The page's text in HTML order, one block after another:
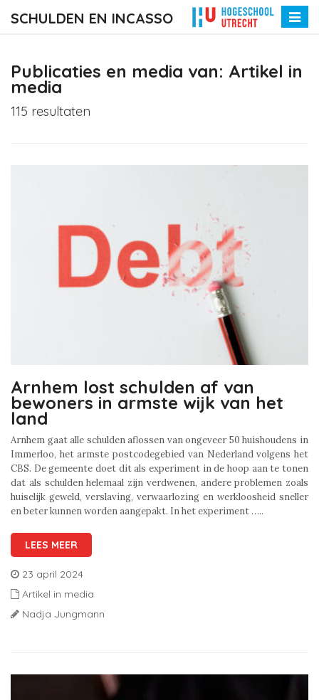
SCHULDEN EN INCASSO
Toggle
Publicaties en media van: Artikel in
media
115 resultaten
Arnhem lost schulden af van
bewoners in armste wijk van het
land
Arnhem gaat alle schulden aflossen van ongeveer 50 huishoudens in
Immerloo, het armste postcodegebied van Nederland volgens het
CBS. De gemeente doet dit als experiment in de hoop aan te tonen
dat als schulden helemaal zijn verdwenen, andere problemen zoals
huiselijk geweld, verslaving, verwaarlozing en werkloosheid sneller
en beter kunnen worden aangepakt. In het experiment …..
LEES MEER
23 april 2024
Artikel in media
Nadja Jungmann